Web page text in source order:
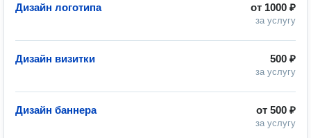
от 1000 ₽
за услугу
Дизайн логотипа
500 ₽
за услугу
Дизайн визитки
от 500 ₽
за услугу
Дизайн баннера